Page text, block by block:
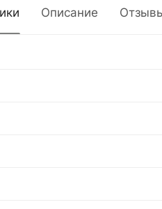
Описание